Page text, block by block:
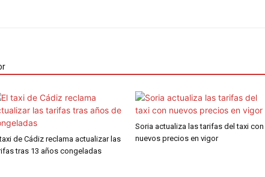
de Cádiz reclama actualizar las
tras 13 años congeladas
Soria actualiza las tarifas del taxi con
nuevos precios en vigor